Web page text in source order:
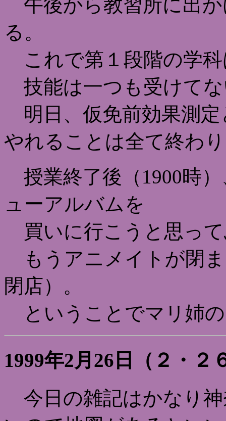
午後から教習所に出
る。
これで第１段階の学
技能は一つも受けて
明日、仮免前効果測
やれることは全て終わ
授業終了後（1900時
ューアルバムを
買いに行こうと思っ
もうアニメイトが閉
閉店）。
ということでマリ姉
1999年2月26日（２・２
今日の雑記はかなり